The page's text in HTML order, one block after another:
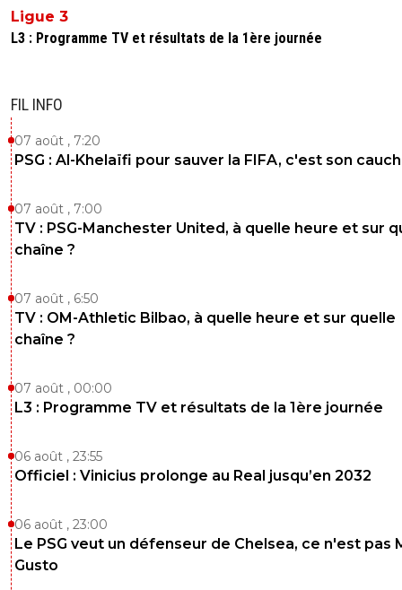
Ligue 3
L3 : Programme TV et résultats de la 1ère journée
FIL INFO
07 août , 7:20
PSG : Al-Khelaïfi pour sauver la FIFA, c'est son
07 août , 7:00
TV : PSG-Manchester United, à quelle heure et sur
chaîne ?
07 août , 6:50
TV : OM-Athletic Bilbao, à quelle heure et sur quelle
chaîne ?
07 août , 00:00
L3 : Programme TV et résultats de la 1ère journée
06 août , 23:55
Officiel : Vinicius prolonge au Real jusqu’en 2032
06 août , 23:00
Le PSG veut un défenseur de Chelsea, ce n'est pas
Gusto